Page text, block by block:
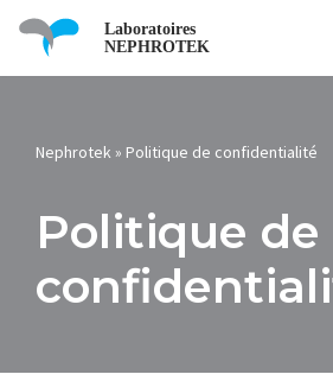
Laboratoires
NEPHROTEK
Nephrotek » Politique de confidentialité
Politique de